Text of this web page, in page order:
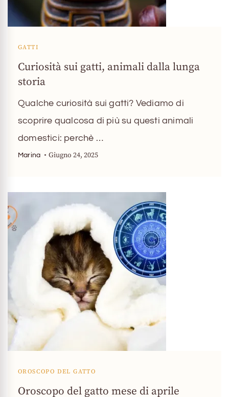
GATTI
Curiosità sui gatti, animali dalla lunga
storia
Qualche curiosità sui gatti? Vediamo di
scoprire qualcosa di più su questi animali
domestici: perchè …
Marina Giugno 24, 2025
OROSCOPO DEL GATTO
Oroscopo del gatto mese di aprile